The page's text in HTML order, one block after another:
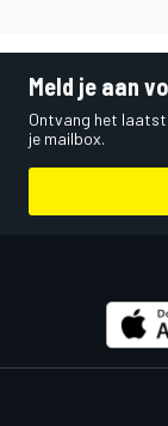
Meld je aan
Ontvang het
je mailbox.